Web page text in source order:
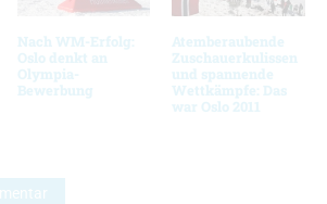
Nach WM-Erfolg:
Oslo denkt an
Olympia-
Bewerbung
Atemberaubende
Zuschauerkulissen
und spannende
Wettkämpfe: Das
war Oslo 2011